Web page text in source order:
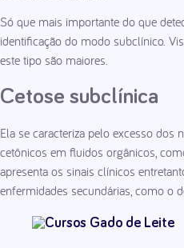
Só que mais importante do que
identificação do modo subclínico.
este tipo são maiores.
Cetose subclínica
Ela se caracteriza pelo excesso dos
cetônicos em fluidos orgânicos,
apresenta os sinais clínicos
enfermidades secundárias, como o